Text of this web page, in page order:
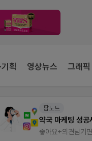
기획 영상뉴스 그래픽
팜노트
약국 마케팅 성공
좋아요+의견남기